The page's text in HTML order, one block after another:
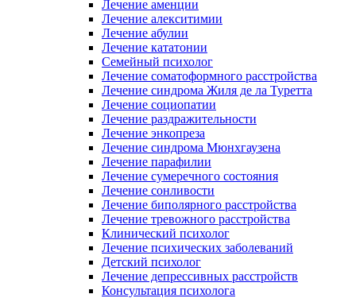
Лечение аменции
Лечение алекситимии
Лечение абулии
Лечение кататонии
Семейный психолог
Лечение соматоформного расстройства
Лечение синдрома Жиля де ла Туретта
Лечение социопатии
Лечение раздражительности
Лечение энкопреза
Лечение синдрома Мюнхгаузена
Лечение парафилии
Лечение сумеречного состояния
Лечение сонливости
Лечение биполярного расстройства
Лечение тревожного расстройства
Клинический психолог
Лечение психических заболеваний
Детский психолог
Лечение депрессивных расстройств
Консультация психолога